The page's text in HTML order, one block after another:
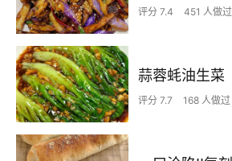
评分 7.4 451 人做过
蒜蓉蚝油生菜
评分 7.7 168 人做过